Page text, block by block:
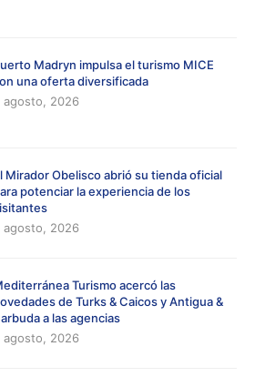
Madryn impulsa el turismo MICE
una oferta diversificada
agosto, 2026
Mirador Obelisco abrió su tienda oficial
potenciar la experiencia de los
agosto, 2026
Turismo acercó las
de Turks & Caicos y Antigua &
a las agencias
agosto, 2026